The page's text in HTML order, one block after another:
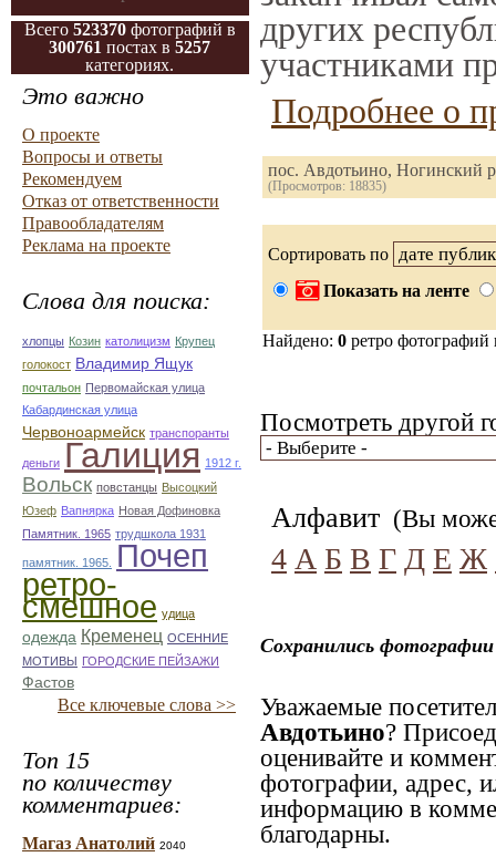
Всего 523370 фотографий в
300761 постах в5257
категориях.
Это важно
О проекте
Вопросы и ответы
Рекомендуем
Отказ от ответственности
Правообладателям
Реклама на проекте
Слова для поиска:
хлопцы Козин католицизм Крупец
голокост Владимир Ящук
почтальон Первомайская улица
Кабардинская улица
Червоноармейск транспоранты
деньги Галиция 1912 г.
Вольск повстанцы Высоцкий
Юзеф Вапнярка Новая Дофиновка
Памятник. 1965 трудшкола 1931
памятник. 1965. Почеп
ретро-
смешное удица
одежда Кременец ОСЕННИЕ
МОТИВЫ ГОРОДСКИЕ ПЕЙЗАЖИ
Фастов
Все ключевые слова >>
Топ 15
по количеству
комментариев:
Магаз Анатолий 2040
других
участниками
Подробнее о
пос. Авдотьино, Ногинский
(Просмотров: 18835)
Сортировать по
Показать на ленте
Найдено: 0 ретро
Посмотреть другой
Алфавит (Вы
4 А Б В Г Д Е Ж
Сохранились
Уважаемые
Авдотьино?
оценивайте и
фотографии, адрес,
информацию в
благодарны.